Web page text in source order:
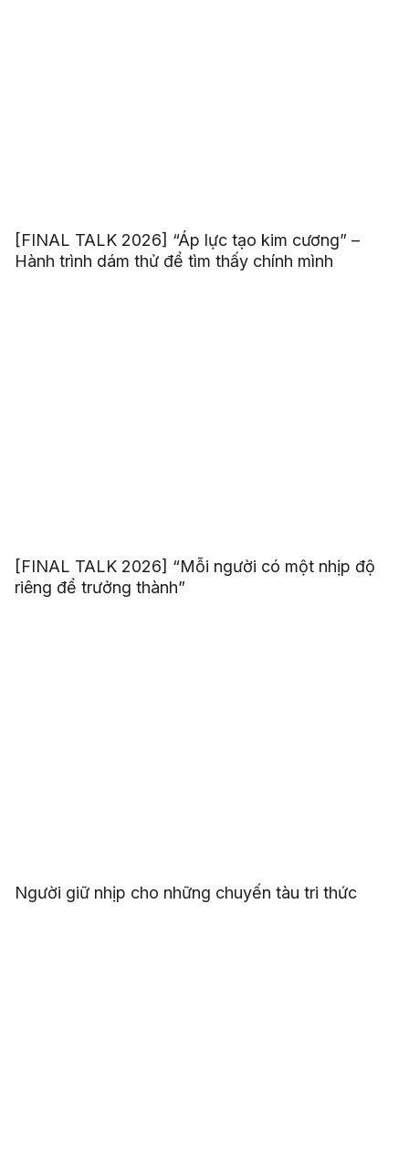
[FINAL TALK 2026] “Áp lực tạo kim cương” –
Hành trình dám thử để tìm thấy chính mình
[FINAL TALK 2026] “Mỗi người có một nhịp độ
riêng để trưởng thành”
Người giữ nhịp cho những chuyến tàu tri thức